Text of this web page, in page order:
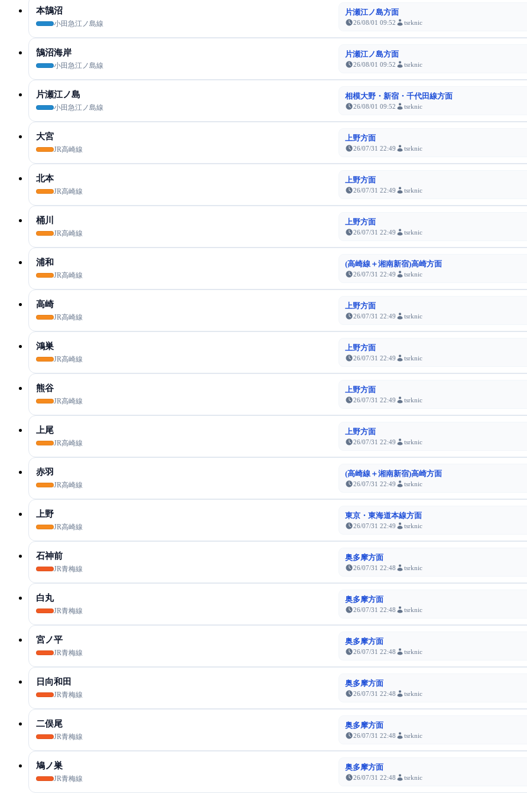
本鵠沼
小田急江ノ島線
片瀬江ノ島方面
26/08/01 09:52 tsrknic
鵠沼海岸
小田急江ノ島線
片瀬江ノ島方面
26/08/01 09:52 tsrknic
片瀬江ノ島
小田急江ノ島線
相模大野・新宿・千代田線方面
26/08/01 09:52 tsrknic
大宮
JR高崎線
上野方面
26/07/31 22:49 tsrknic
北本
JR高崎線
上野方面
26/07/31 22:49 tsrknic
桶川
JR高崎線
上野方面
26/07/31 22:49 tsrknic
浦和
JR高崎線
(高崎線＋湘南新宿)高崎方面
26/07/31 22:49 tsrknic
高崎
JR高崎線
上野方面
26/07/31 22:49 tsrknic
鴻巣
JR高崎線
上野方面
26/07/31 22:49 tsrknic
熊谷
JR高崎線
上野方面
26/07/31 22:49 tsrknic
上尾
JR高崎線
上野方面
26/07/31 22:49 tsrknic
赤羽
JR高崎線
(高崎線＋湘南新宿)高崎方面
26/07/31 22:49 tsrknic
上野
JR高崎線
東京・東海道本線方面
26/07/31 22:49 tsrknic
石神前
JR青梅線
奥多摩方面
26/07/31 22:48 tsrknic
白丸
JR青梅線
奥多摩方面
26/07/31 22:48 tsrknic
宮ノ平
JR青梅線
奥多摩方面
26/07/31 22:48 tsrknic
日向和田
JR青梅線
奥多摩方面
26/07/31 22:48 tsrknic
二俣尾
JR青梅線
奥多摩方面
26/07/31 22:48 tsrknic
鳩ノ巣
JR青梅線
奥多摩方面
26/07/31 22:48 tsrknic